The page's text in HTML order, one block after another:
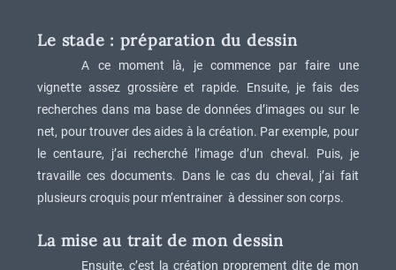
Le stade : préparation du dessin
A ce moment là, je commence par faire une
vignette assez grossière et rapide. Ensuite, je fais des
recherches dans ma base de données d’images ou sur le
net, pour trouver des aides à la création. Par exemple, pour
le centaure, j’ai recherché l’image d’un cheval. Puis, je
travaille ces documents. Dans le cas du cheval, j’ai fait
plusieurs croquis pour m’entrainer à dessiner son corps.
La mise au trait de mon dessin
Ensuite, c’est la création proprement dite de mon